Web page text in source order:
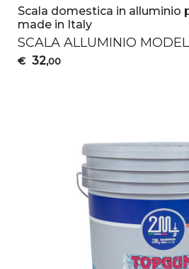
Scala domestica in alluminio
made in Italy
SCALA ALLUMINIO
€ 32,00